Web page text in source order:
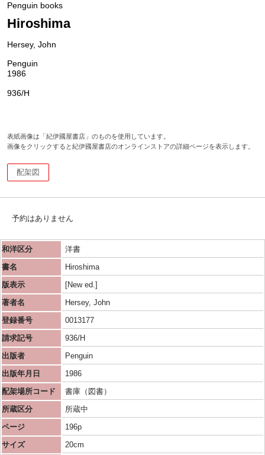
Penguin books
Hiroshima
Hersey, John
Penguin
1986
936/H
表紙画像は「紀伊國屋書店」のものを使用しています。
画像をクリックすると紀伊國屋書店のオンラインストアの詳細ページを表示します。
配架図
予約はありません
和洋区分
洋書
書名
Hiroshima
版表示
[New ed.]
著者名
Hersey, John
登録番号
0013177
請求記号
936/H
出版者
Penguin
出版年月日
1986
配架場所コード
書庫（図書）
所蔵区分
所蔵中
ページ
196p
サイズ
20cm